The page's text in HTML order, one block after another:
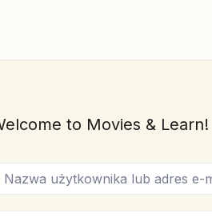
to Movies & Learn!